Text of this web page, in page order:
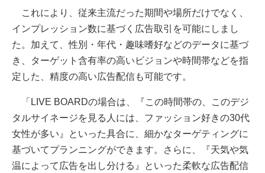
これにより、従来主流だった期間や場所だけでなく、
インプレッション数に基づく広告取引を可能にしまし
た。加えて、性別・年代・趣味嗜好などのデータに基づ
き、ターゲット含有率の高いビジョンや時間帯などを指
定した、精度の高い広告配信も可能です。
「LIVE BOARDの場合は、『この時間帯の、このデジ
タルサイネージを見る人には、ファッション好きの30代
女性が多い』といった具合に、細かなターゲティングに
基づいてプランニングができます。さらに、『天気や気
温によって広告を出し分ける』といった柔軟な広告配信